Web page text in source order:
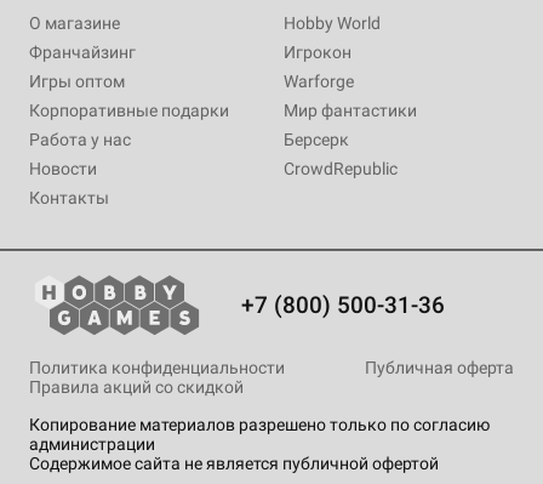
О магазине
Франчайзинг
Игры оптом
Корпоративные подарки
Работа у нас
Новости
Контакты
Hobby World
Игрокон
Warforge
Мир фантастики
Берсерк
CrowdRepublic
+7 (800) 500-31-36
Копирование материалов разрешено только по согласию
администрации
Содержимое сайта не является публичной офертой
Политика конфиденциальности
Публичная оферта
Правила акций со скидкой